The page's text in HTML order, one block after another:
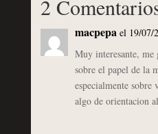
2
macpepa el 19/07/
Muy interesante, me
sobre el papel de la
especialmente sobre
algo de orientacion